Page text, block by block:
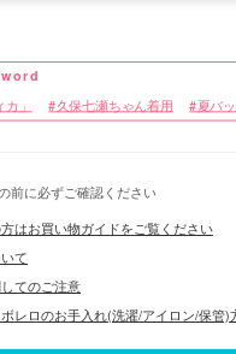
」 久保七瀬ちゃん着用 夏バ
前に必ずご確認ください
はお買い物ガイドをご覧ください
て
てのご注意
ボレロのお手入れ(洗濯/アイロン/保管)